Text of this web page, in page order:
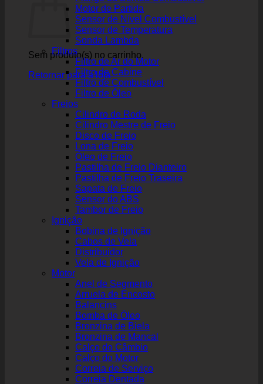
Sem produto(s) no carrinho.
Retornar para a loja
Motor de Partida
Sensor de Nível Combustível
Sensor de Temperatura
Sonda Lambda
Filtros
Filtro de Ar do Motor
Filtro de Cabine
Filtro de Combustível
Filtro de Óleo
Freios
Cilindro de Roda
Cilindro Mestre de Freio
Disco de Freio
Lona de Freio
Óleo de Freio
Pastilha de Freio Dianteiro
Pastilha de Freio Traseira
Sapata de Freio
Sensor do ABS
Tambor de Freio
Ignição
Bobina de Ignição
Cabos de Vela
Distribuidor
Vela de Ignição
Motor
Anel de Segmento
Arruela de Encosto
Balancins
Bomba de Óleo
Bronzina de Biela
Bronzina de Mancal
Calço do Câmbio
Calço do Motor
Correia de Serviço
Correia Dentada